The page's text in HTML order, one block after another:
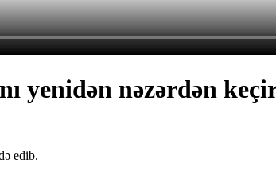
yenidən nəzərdən
edib.